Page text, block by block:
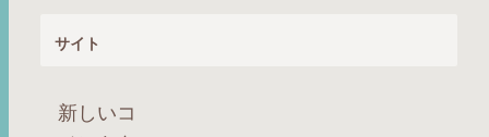
サイト
新しいコ